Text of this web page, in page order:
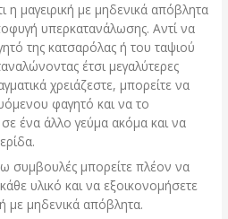
η μαγειρική με μηδενικά απόβλητα
υπερκατανάλωσης. Αντί να
της κατσαρόλας ή του ταψιού
έτσι μεγαλύτερες
χρειάζεστε, μπορείτε να
φαγητό και να το
σε ένα άλλο γεύμα ακόμα και να
συμβουλές μπορείτε πλέον να
υλικό και να εξοικονομήσετε
με μηδενικά απόβλητα.